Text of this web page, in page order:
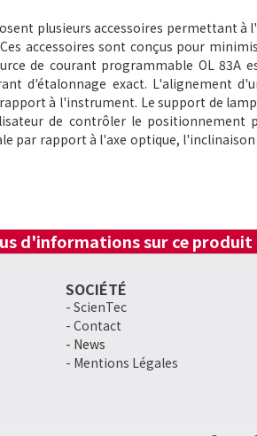
plusieurs accessoires permettant
Ces accessoires sont conçus pour
de courant programmable OL 83A
d'étalonnage exact. L'alignement
à l'instrument. Le support de
de contrôler le positionnement
par rapport à l'axe optique,
d'informations sur ce produit
SOCIÉTÉ
- ScienTec
- Contact
- News
- Mentions Légales